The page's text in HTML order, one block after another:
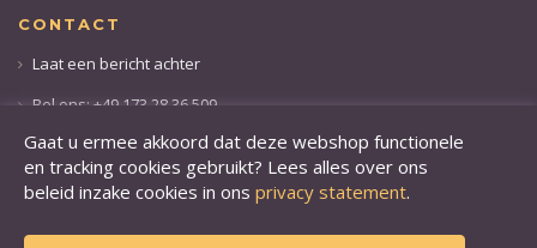
CONTACT
Laat een bericht achter
Bel ons: +49 173 28 36 509
Gaat u ermee akkoord dat deze webshop functionele
en tracking cookies gebruikt? Lees alles over ons
beleid inzake cookies in ons privacy statement.